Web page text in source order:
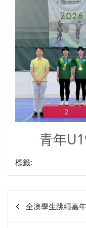
青年
標籤:
章
全澳學生跳繩嘉